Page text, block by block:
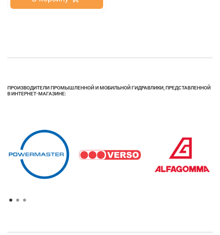
ПРОИЗВОДИТЕЛИ ПРОМЫШЛЕННОЙ И МОБИЛЬНОЙ ГИДРАВЛИКИ, ПРЕДСТАВЛЕННОЙ
В ИНТЕРНЕТ-МАГАЗИНЕ: